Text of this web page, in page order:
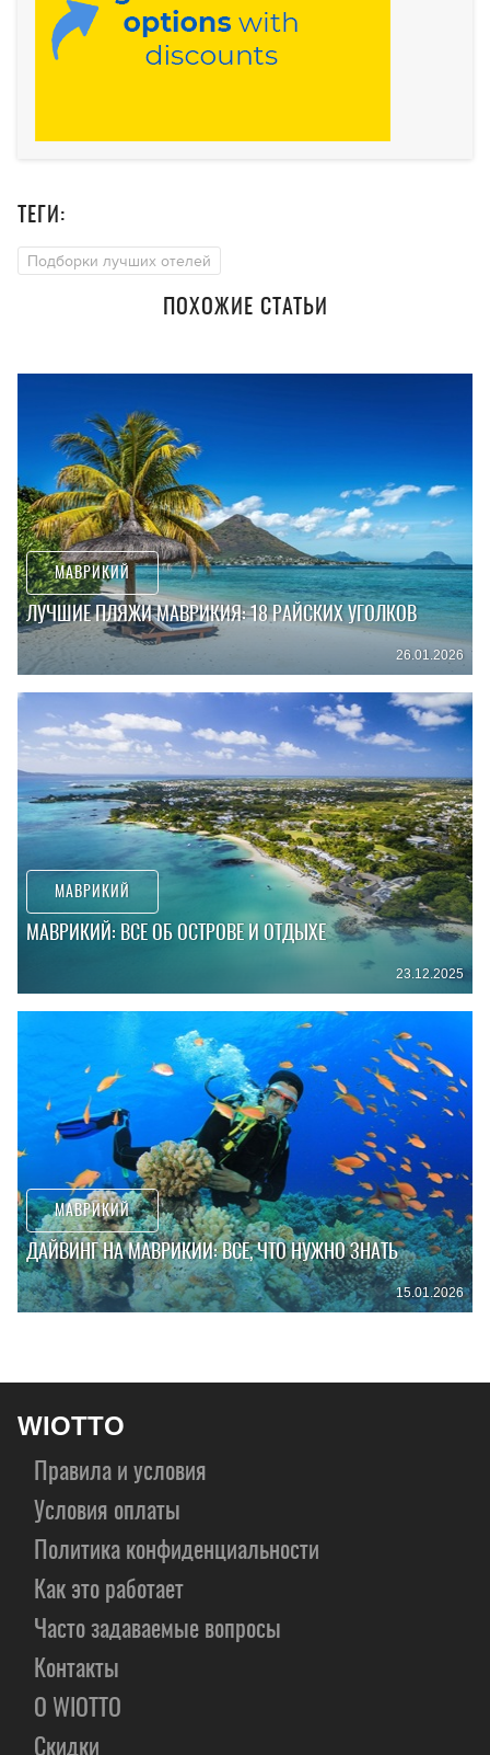
ТЕГИ:
Подборки лучших отелей
ПОХОЖИЕ СТАТЬИ
МАВРИКИЙ
ЛУЧШИЕ ПЛЯЖИ МАВРИКИЯ: 18 РАЙСКИХ УГОЛКОВ
26.01.2026
МАВРИКИЙ
МАВРИКИЙ: ВСЕ ОБ ОСТРОВЕ И ОТДЫХЕ
23.12.2025
МАВРИКИЙ
ДАЙВИНГ НА МАВРИКИИ: ВСЕ, ЧТО НУЖНО ЗНАТЬ
15.01.2026
WIOTTO
Правила и условия
Условия оплаты
Политика конфиденциальности
Как это работает
Часто задаваемые вопросы
Контакты
О WIOTTO
Скидки